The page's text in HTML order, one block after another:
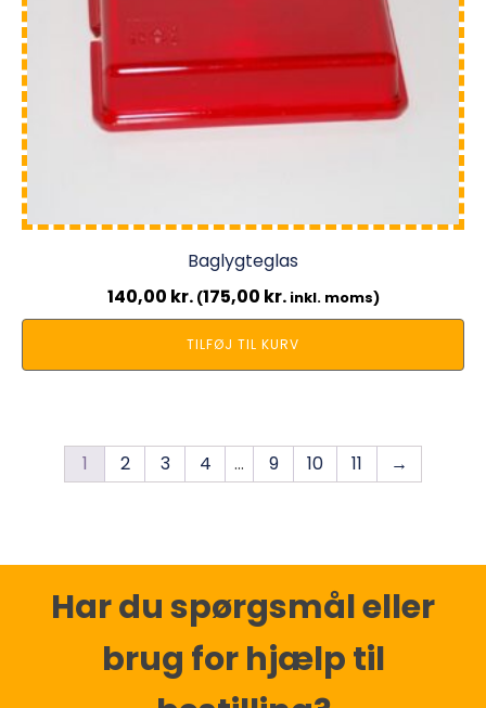
Baglygteglas
140,00 kr. (175,00 kr.inkl. moms)
TILFØJ TIL KURV
1 2 3 4 … 9 10 11 →
Har du spørgsmål eller
brug for hjælp til